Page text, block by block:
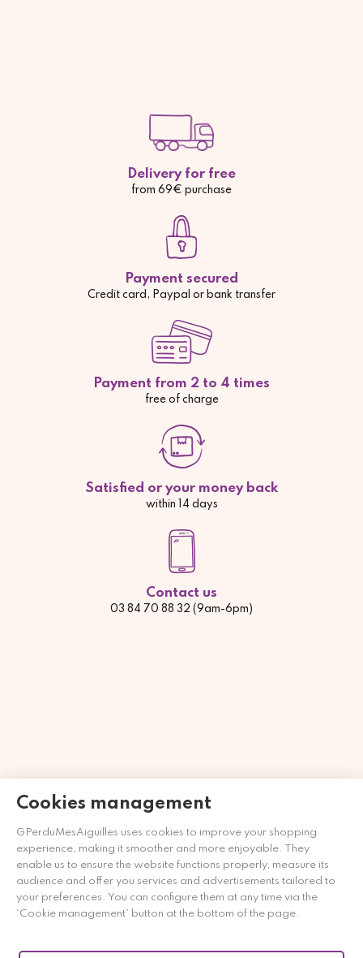
Cookies management
GPerduMesAiguilles uses cookies to improve your shopping
experience, making it smoother and more enjoyable. They
enable us to ensure the website functions properly, measure its
audience and offer you services and advertisements tailored to
your preferences. You can configure them at any time via the
‘Cookie management’ button at the bottom of the page.
Delivery for free
from 69€ purchase
Payment secured
Credit card, Paypal or bank transfer
Payment from 2 to 4 times
free of charge
Satisfied or your money back
within 14 days
Contact us
03 84 70 88 32 (9am-6pm)
Bewertungen,Klicken Sie hier.